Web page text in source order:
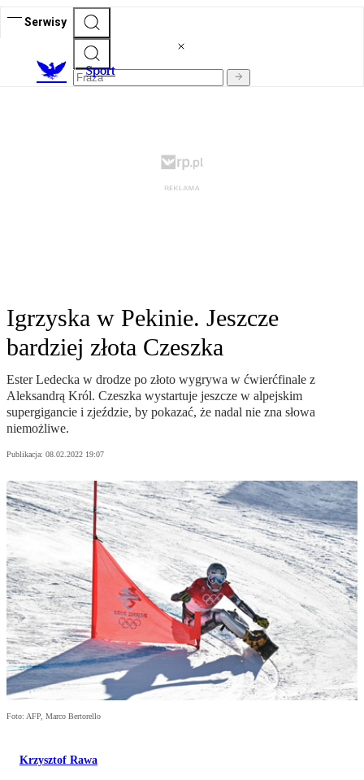
Serwisy
Sport
Igrzyska w Pekinie. Jeszcze
bardziej złota Czeszka
Ester Ledecka w drodze po złoto wygrywa w ćwierćfinale z
Aleksandrą Król. Czeszka wystartuje jeszcze w alpejskim
supergigancie i zjeździe, by pokazać, że nadal nie zna słowa
niemożliwe.
Publikacja: 08.02.2022 19:07
Foto: AFP, Marco Bertorello
Krzysztof Rawa